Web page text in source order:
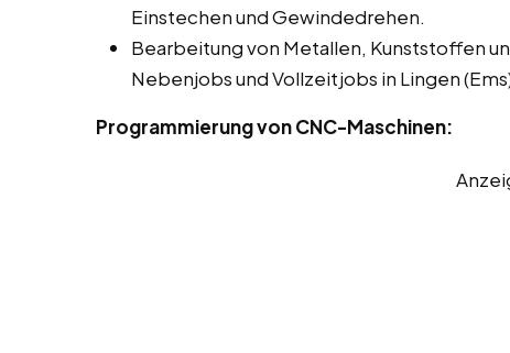
Einstechen und Gewindedrehen.
Bearbeitung von Metallen, Kunststoffen
Nebenjobs und Vollzeitjobs in Lingen
Programmierung von CNC-Maschinen: